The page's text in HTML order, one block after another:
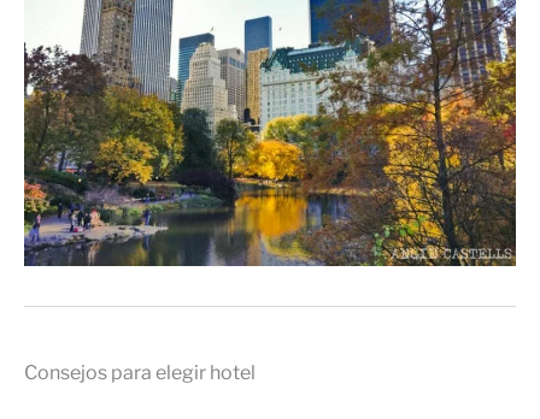
Consejos para elegir hotel